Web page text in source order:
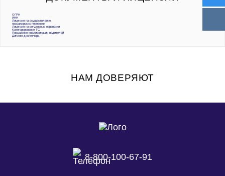
ОГРН
ИНН
Лицензия на осуществление
пассажирских перевозок
Лицензия на регулярные перевозки
Категорирование ТС
Повышение квалификации водителей
Диплом диспетчера
НАМ ДОВЕРЯЮТ
8-800-100-67-91